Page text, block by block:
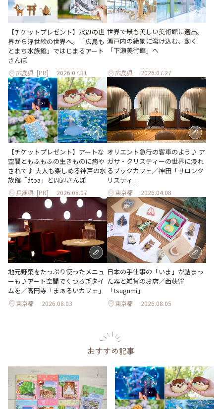
【チケットプレゼント】水辺の世
界から浮世絵の世界へ。「広島も
とまち水族館」ではじまるアート
さんぽ
広島県 [PR] 2026.07.31
世界で最も美しい美術館に選出。
瀬戸内の絶景に溶け込む、動く
「下瀬美術館」へ
広島県 2026.07.27
【チケットプレゼント】アートな
空間ともふもふの生きものに癒や
されて♪ 大人も楽しめる神戸の水
族館「átoa」と周辺さんぽ
兵庫県 [PR] 2026.08.07
オリエント急行の客車のよう♪ ア
ガサ・クリスティーの世界に浸れ
るブックカフェ／神田「サロンク
リスティ」
東京都 2026.04.08
地元野菜をたっぷり使ったメニュ
ーも♪アート空間でくつろぎタイ
ムを／高円寺「まぁるいカフェ」
東京都 2026.08.03
日本の手仕事の「いま」が詰まっ
た器と雑貨のお店／西荻窪
「tsugumi」
東京都 2026.08.05
おすすめ記事